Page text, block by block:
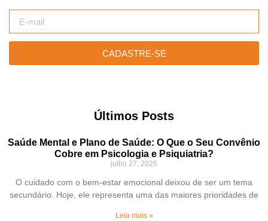
CADASTRE-SE
Últimos Posts
Saúde Mental e Plano de Saúde: O Que o Seu Convênio
Cobre em Psicologia e Psiquiatria?
julho 27, 2026
O cuidado com o bem-estar emocional deixou de ser um tema
secundário. Hoje, ele representa uma das maiores prioridades de
Leia mais »